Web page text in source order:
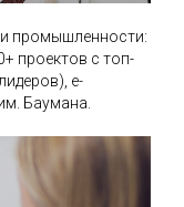
промышленности:
проектов с топ-
e-
Баумана.